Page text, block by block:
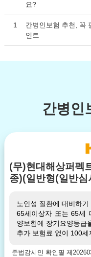
요?
1
간병인보험 추천, 꼭
인트
간병인
(무)현대해상퍼펙
종)(일반형(일반심
노인성 질환에 대비하기
65세이상자 또는 65세
양보험에 장기요양등급
추가 보험료 없이 100
준법감시인 확인필 제